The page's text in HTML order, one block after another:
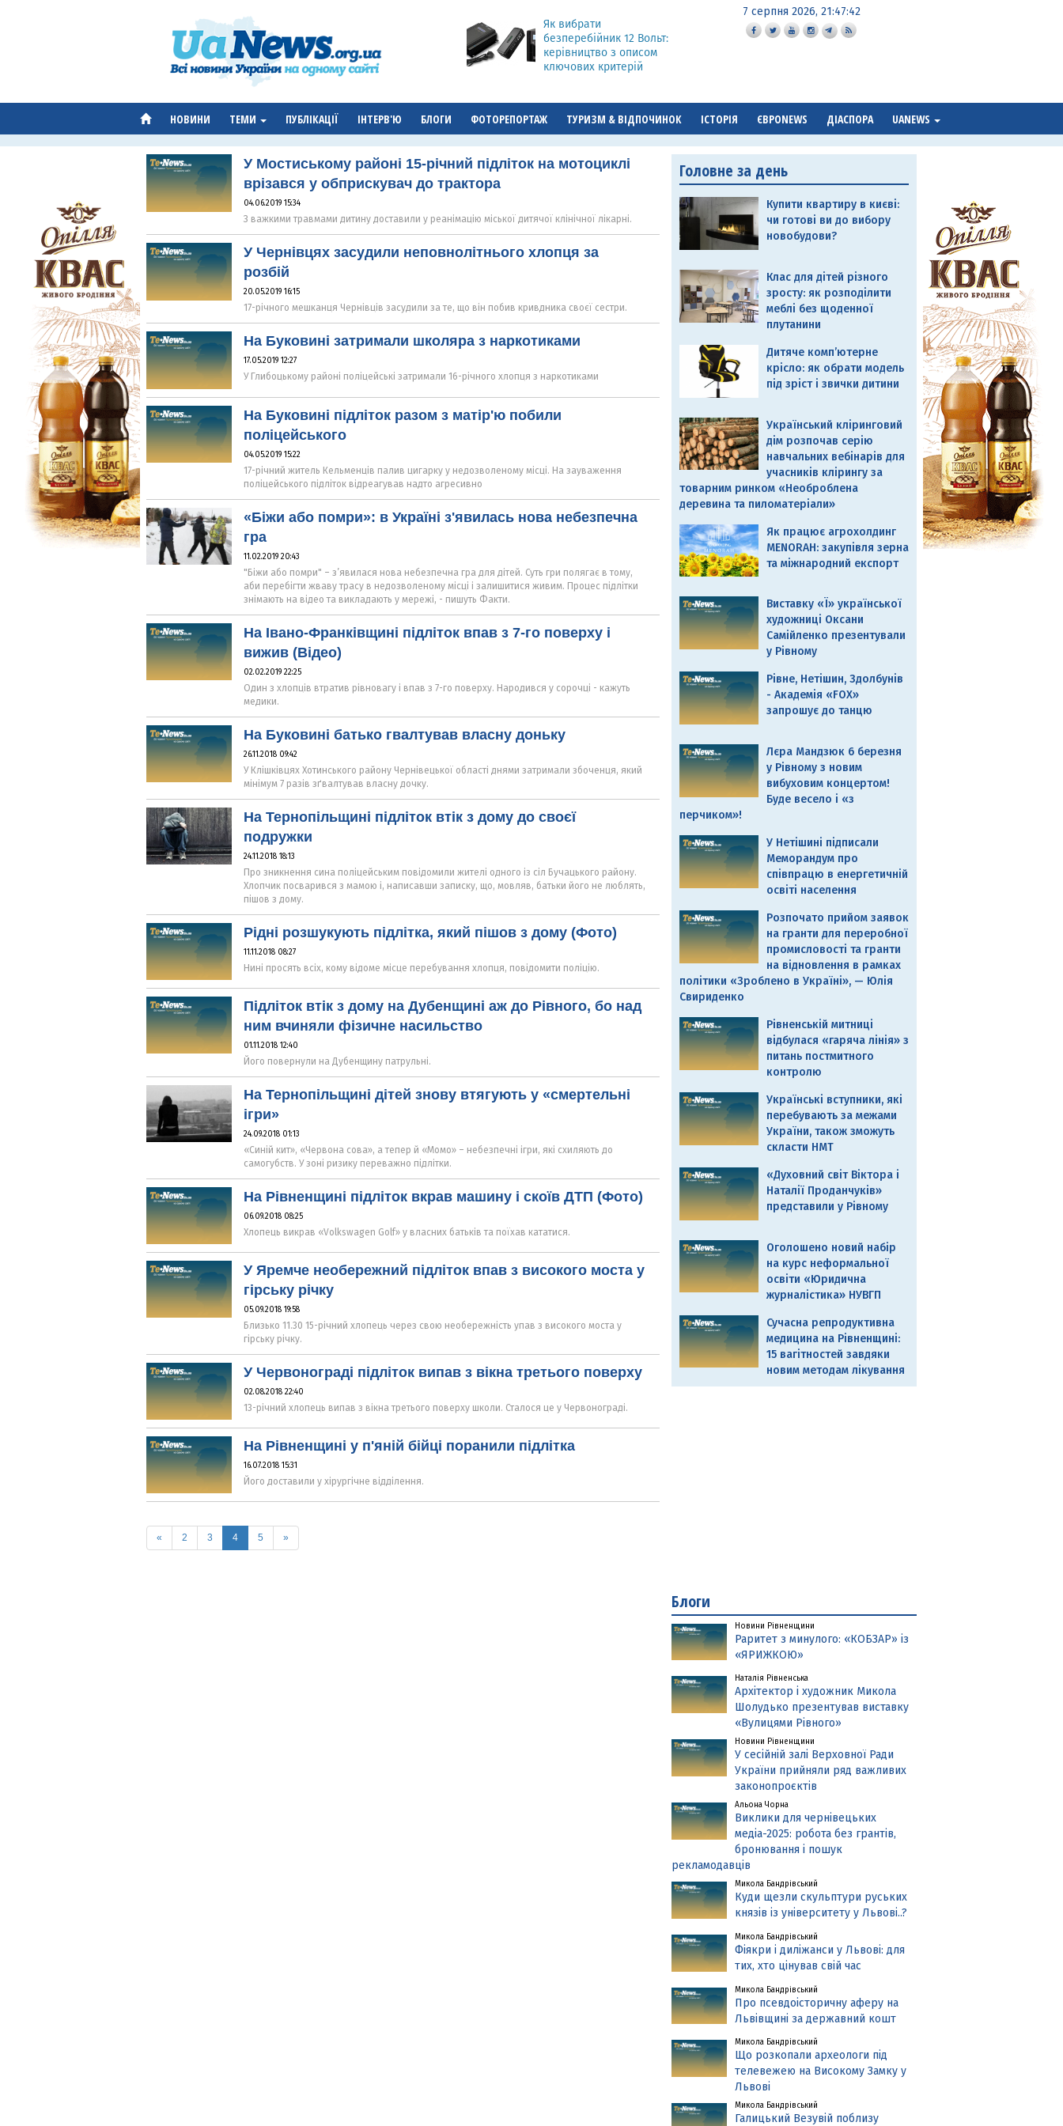
Як вибрати
безперебійник 12 Вольт:
керівництво з описом
ключових критерій
7 серпня 2026, 21:47:43
НОВИНИ ТЕМИ ПУБЛІКАЦІЇ ІНТЕРВ'Ю БЛОГИ ФОТОРЕПОРТАЖ ТУРИЗМ & ВІДПОЧИНОК ІСТОРІЯ ЄВРОNEWS ДІАСПОРА UANEWS
У Мостиському районі 15-річний підліток на мотоциклі
врізався у обприскувач до трактора
04.06.2019 15:34
З важкими травмами дитину доставили у реанімацію міської дитячої клінічної лікарні.
У Чернівцях засудили неповнолітнього хлопця за
розбій
20.05.2019 16:15
17-річного мешканця Чернівців засудили за те, що він побив кривдника своєї сестри.
На Буковині затримали школяра з наркотиками
17.05.2019 12:27
У Глибоцькому районі поліцейські затримали 16-річного хлопця з наркотиками
На Буковині підліток разом з матір'ю побили
поліцейського
04.05.2019 15:22
17-річний житель Кельменців палив цигарку у недозволеному місці. На зауваження
поліцейського підліток відреагував надто агресивно
«Біжи або помри»: в Україні з'явилась нова небезпечна
гра
11.02.2019 20:43
"Біжи або помри" – з’явилася нова небезпечна гра для дітей. Суть гри полягає в тому,
аби перебігти жваву трасу в недозволеному місці і залишитися живим. Процес підлітки
знімають на відео та викладають у мережі, - пишуть Факти.
На Івано-Франківщині підліток впав з 7-го поверху і
вижив (Відео)
02.02.2019 22:25
Один з хлопців втратив рівновагу і впав з 7-го поверху. Народився у сорочці - кажуть
медики.
На Буковині батько гвалтував власну доньку
26.11.2018 09:42
У Клішківцях Хотинського району Чернівецької області днями затримали збоченця, який
мінімум 7 разів зґвалтував власну дочку.
На Тернопільщині підліток втік з дому до своєї
подружки
24.11.2018 18:13
Про зникнення сина поліцейським повідомили жителі одного із сіл Бучацького району.
Хлопчик посварився з мамою і, написавши записку, що, мовляв, батьки його не люблять,
пішов з дому.
Рідні розшукують підлітка, який пішов з дому (Фото)
11.11.2018 08:27
Нині просять всіх, кому відоме місце перебування хлопця, повідомити поліцію.
Підліток втік з дому на Дубенщині аж до Рівного, бо над
ним вчиняли фізичне насильство
01.11.2018 12:40
Його повернули на Дубенщину патрульні.
На Тернопільщині дітей знову втягують у «смертельні
ігри»
24.09.2018 01:13
«Синій кит», «Червона сова», а тепер й «Момо» – небезпечні ігри, які схиляють до
самогубств. У зоні ризику переважно підлітки.
На Рівненщині підліток вкрав машину і скоїв ДТП (Фото)
06.09.2018 08:25
Хлопець викрав «Volkswagen Golf» у власних батьків та поїхав кататися.
У Яремче необережний підліток впав з високого моста у
гірську річку
05.09.2018 19:58
Близько 11.30 15-річний хлопець через свою необережність упав з високого моста у
гірську річку.
У Червонограді підліток випав з вікна третього поверху
02.08.2018 22:40
13-річний хлопець випав з вікна третього поверху школи. Сталося це у Червонограді.
На Рівненщині у п'яній бійці поранили підлітка
16.07.2018 15:31
Його доставили у хірургічне відділення.
« 2 3 4(current)
5 »
Головне за день
Купити квартиру в києві:
чи готові ви до вибору
новобудови?
Клас для дітей різного
зросту: як розподілити
меблі без щоденної
плутанини
Дитяче комп’ютерне
крісло: як обрати модель
під зріст і звички дитини
Український кліринговий
дім розпочав серію
навчальних вебінарів для
учасників клірингу за
товарним ринком «Необроблена
деревина та пиломатеріали»
Як працює агрохолдинг
MENORAH: закупівля зерна
та міжнародний експорт
Виставку «Ї» української
художниці Оксани
Самійленко презентували
у Рівному
Рівне, Нетішин, Здолбунів
- Академія «FOX»
запрошує до танцю
Лєра Мандзюк 6 березня
у Рівному з новим
вибуховим концертом!
Буде весело і «з
перчиком»!
У Нетішині підписали
Меморандум про
співпрацю в енергетичній
освіті населення
Розпочато прийом заявок
на гранти для переробної
промисловості та гранти
на відновлення в рамках
політики «Зроблено в Україні», — Юлія
Свириденко
Рівненській митниці
відбулася «гаряча лінія» з
питань постмитного
контролю
Українські вступники, які
перебувають за межами
України, також зможуть
скласти НМТ
«Духовний світ Віктора і
Наталії Проданчуків»
представили у Рівному
Оголошено новий набір
на курс неформальної
освіти «Юридична
журналістика» НУВГП
Сучасна репродуктивна
медицина на Рівненщині:
15 вагітностей завдяки
новим методам лікування
Блоги
Новини Рівненщини
Раритет з минулого: «КОБЗАР» із
«ЯРИЖКОЮ»
Наталія Рівненська
Архітектор і художник Микола
Шолудько презентував виставку
«Вулицями Рівного»
Новини Рівненщини
У сесійній залі Верховної Ради
України прийняли ряд важливих
законопроєктів
Альона Чорна
Виклики для чернівецьких
медіа-2025: робота без грантів,
бронювання і пошук
рекламодавців
Микола Бандрівський
Куди щезли скульптури руських
князів із університету у Львові..?
Микола Бандрівський
Фіякри і диліжанси у Львові: для
тих, хто цінував свій час
Микола Бандрівський
Про псевдоісторичну аферу на
Львівщині за державний кошт
Микола Бандрівський
Що розкопали археологи під
телевежею на Високому Замку у
Львові
Микола Бандрівський
Галицький Везувій поблизу